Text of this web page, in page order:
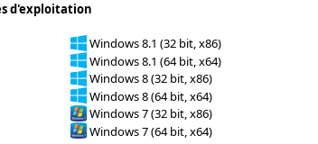
d'exploitation
Windows 8.1 (32 bit, x86)
Windows 8.1 (64 bit, x64)
Windows 8 (32 bit, x86)
Windows 8 (64 bit, x64)
Windows 7 (32 bit, x86)
Windows 7 (64 bit, x64)